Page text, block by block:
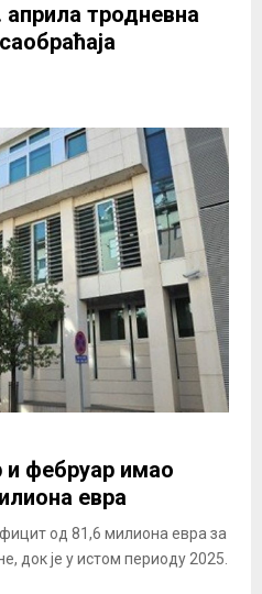
априла тродневна
и фебруар имао
евра
од 81,6 милиона евра за
док је у истом периоду 2025.